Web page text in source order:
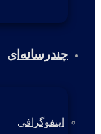
چندرسانه‌ای
اینفوگرافی